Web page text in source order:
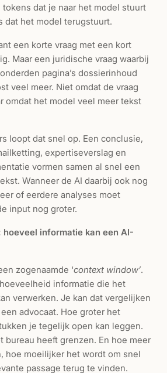
tokens dat je naar het model stuurt
dat het model terugstuurt.
een korte vraag met een kort
Maar een juridische vraag waarbij
pagina’s dossierinhoud
veel meer. Niet omdat de vraag
omdat het model veel meer tekst
loopt dat snel op. Een conclusie,
expertiseverslag en
vormen samen al snel een
Wanneer de AI daarbij ook nog
of eerdere analyses moet
input nog groter.
hoeveel informatie kan een AI-
zogenaamde ‘context window’.
informatie die het
verwerken. Je kan dat vergelijken
advocaat. Hoe groter het
je tegelijk open kan leggen.
bureau heeft grenzen. En hoe meer
hoe moeilijker het wordt om snel
passage terug te vinden.